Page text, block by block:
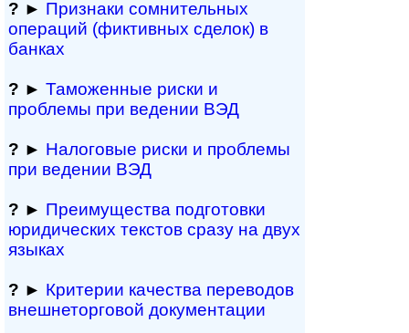
? ► Признаки сомнитель­ных
операций (фиктивных сделок) в
банках
? ► Таможенные риски и
проблемы при ведении ВЭД
? ► Налоговые риски и проблемы
при ведении ВЭД
? ► Преимущества под­гото­вки
юри­ди­чес­ких тек­с­тов сразу на двух
языках
? ► Критерии качества переводов
внешне­тор­го­вой документации